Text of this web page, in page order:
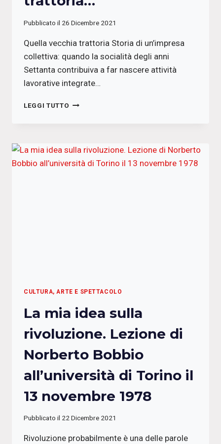
Pubblicato il 26 Dicembre 2021
Quella vecchia trattoria Storia di un’impresa
collettiva: quando la socialità degli anni
Settanta contribuiva a far nascere attività
lavorative integrate…
LEGGI TUTTO QUELLA
CULTURA, ARTE E SPETTACOLO
La mia idea sulla
rivoluzione. Lezione di
Norberto Bobbio
all’università di Torino il
13 novembre 1978
Pubblicato il 22 Dicembre 2021
Rivoluzione probabilmente è una delle parole